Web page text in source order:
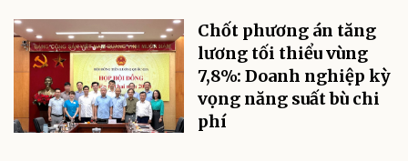
Chốt phương án tăng
lương tối thiểu vùng
7,8%: Doanh nghiệp kỳ
vọng năng suất bù chi
phí